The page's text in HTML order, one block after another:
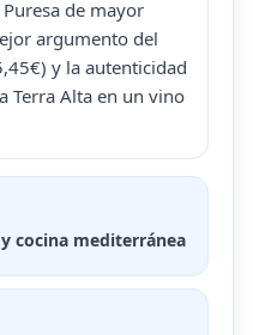
de mayor
argumento del
y la autenticidad
Terra Alta en un vino
cocina mediterránea